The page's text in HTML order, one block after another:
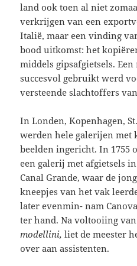
land ook toen al niet
verkrijgen van een
Italië, maar een vinding
bood uitkomst: het
middels gipsafgietsels.
succesvol gebruikt werd
versteende slachtoffers
In Londen, Kopenhagen,
werden hele galerijen met
beelden ingericht. In 1755
een galerij met afgietsels
Canal Grande, waar de
kneepjes van het vak
later evenmin- nam
ter hand. Na voltooiing
modellini,liet de meester
over aan assistenten.